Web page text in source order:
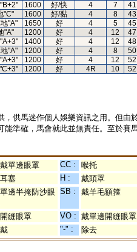
1600 好/快 4 7
41
"C" 1600 好/黏 4 8
43
"A" 1650 好 4 5
45
"A" 1200 好 4 12
47
1400 好 4 12
48
"A" 1200 好 4 8
50
1200 好 4 12
52
1200 好 4R 10 52
，供馬迷作個人娛樂資訊之用。但
能準確，馬會就此並無責任。至於賽
單邊眼罩 CC :
喉托
塞 H :
戴頭罩
邊半掩防沙眼 SB : 戴羊毛額箍
縫眼罩 VO : 戴單邊開縫眼罩
"-" : 除去